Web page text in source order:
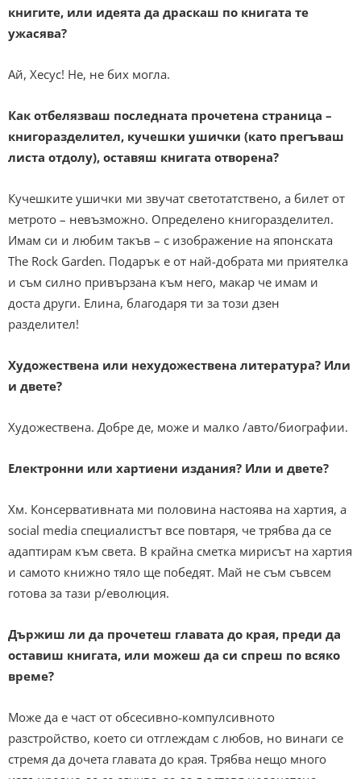
книгите, или идеята да драскаш по книгата те
ужасява?
Ай, Хесус! Не, не бих могла.
Как отбелязваш последната прочетена страница –
книгоразделител, кучешки ушички (като прегъваш
листа отдолу), оставяш книгата отворена?
Кучешките ушички ми звучат светотатствено, а билет от
метрото – невъзможно. Определено книгоразделител.
Имам си и любим такъв – с изображение на японската
The Rock Garden. Подарък е от най-добрата ми приятелка
и съм силно привързана към него, макар че имам и
доста други. Елина, благодаря ти за този дзен
разделител!
Художествена или нехудожествена литература? Или
и двете?
Художествена. Добре де, може и малко /авто/биографии.
Eлектронни или хартиени издания? Или и двете?
Хм. Консервативната ми половина настоява на хартия, а
social media специалистът все повтаря, че трябва да се
адаптирам към света. В крайна сметка мирисът на хартия
и самото книжно тяло ще победят. Май не съм съвсем
готова за тази р/еволюция.
Държиш ли да прочетеш главата до края, преди да
оставиш книгата, или можеш да си спреш по всяко
време?
Може да е част от обсесивно-компулсивното
разстройство, което си отглеждам с любов, но винаги се
стремя да дочета главата до края. Трябва нещо много